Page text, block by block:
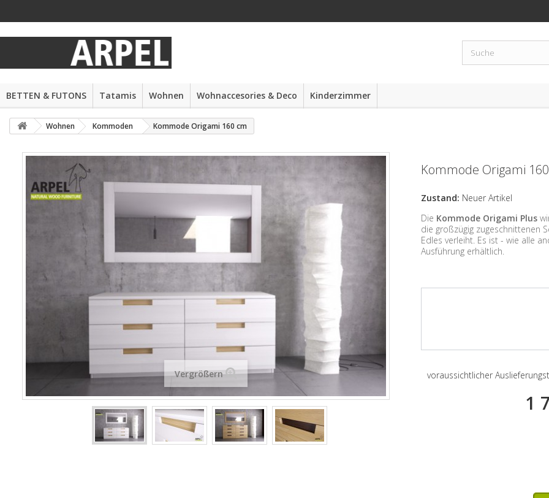
BETTEN & FUTONS Tatamis Wohnen Wohnaccesories & Deco Kinderzimmer
Wohnen Kommoden Kommode Origami 160 cm
Vergrößern
Kommode Origami
Zustand: Neuer Artikel
Die Kommode Origami Plus
die großzügig zugeschnittenen
Edles verleiht. Es ist - wie alle
Ausführung erhältlich.
voraussichtlicher
1